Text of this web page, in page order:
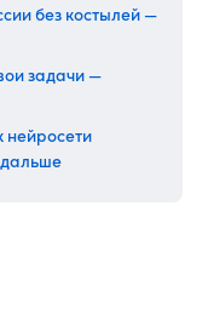
без костылей —
задачи —
нейросети